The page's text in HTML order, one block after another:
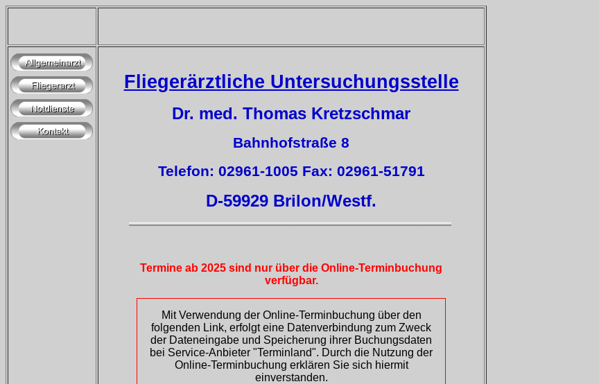
Fliegerärztliche Untersuchungsstelle
Dr. med. Thomas Kretzschmar
Bahnhofstraße 8
Telefon: 02961-1005 Fax: 02961-51791
D-59929 Brilon/Westf.
Termine ab 2025 sind nur über die Online-Terminbuchung
verfügbar.
Mit Verwendung der Online-Terminbuchung über den
folgenden Link, erfolgt eine Datenverbindung zum Zweck
der Dateneingabe und Speicherung ihrer Buchungsdaten
bei Service-Anbieter "Terminland". Durch die Nutzung der
Online-Terminbuchung erklären Sie sich hiermit
einverstanden.